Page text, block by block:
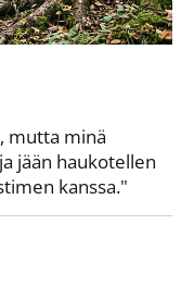
mutta minä
jään haukotellen
kanssa."